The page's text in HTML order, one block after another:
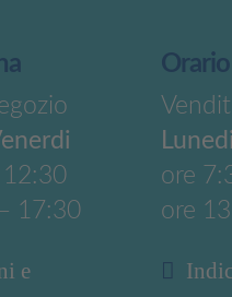
17:30
e
ore
ore